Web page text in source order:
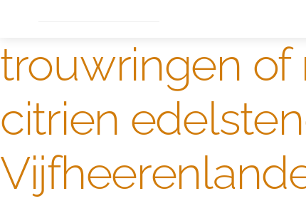
trouwringen
citrien